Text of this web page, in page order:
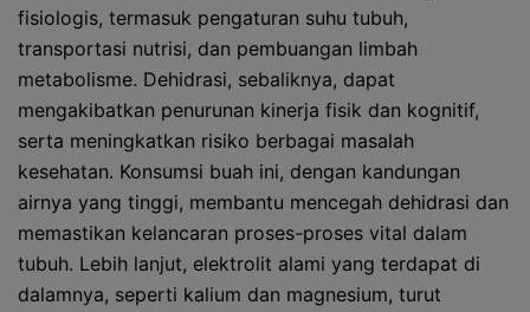
fisiologis, termasuk pengaturan suhu tubuh,
transportasi nutrisi, dan pembuangan limbah
metabolisme. Dehidrasi, sebaliknya, dapat
mengakibatkan penurunan kinerja fisik dan kognitif,
serta meningkatkan risiko berbagai masalah
kesehatan. Konsumsi buah ini, dengan kandungan
airnya yang tinggi, membantu mencegah dehidrasi dan
memastikan kelancaran proses-proses vital dalam
tubuh. Lebih lanjut, elektrolit alami yang terdapat di
dalamnya, seperti kalium dan magnesium, turut